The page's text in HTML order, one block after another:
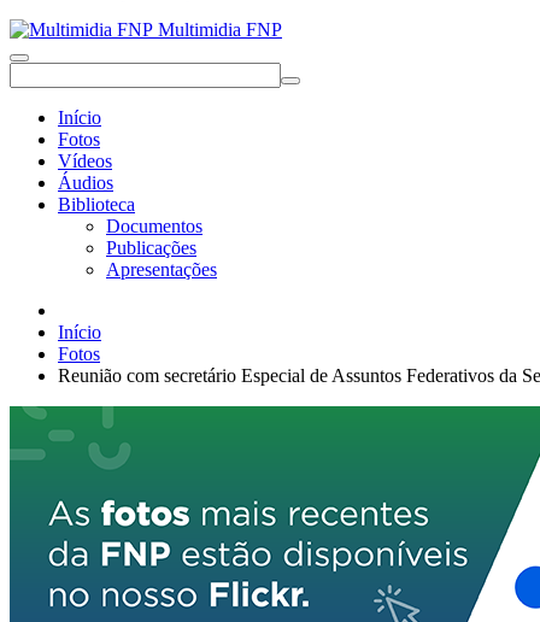
Multimidia FNP
Início
Fotos
Vídeos
Áudios
Biblioteca
Documentos
Publicações
Apresentações
Início
Fotos
Reunião com secretário Especial de Assuntos Federativos da